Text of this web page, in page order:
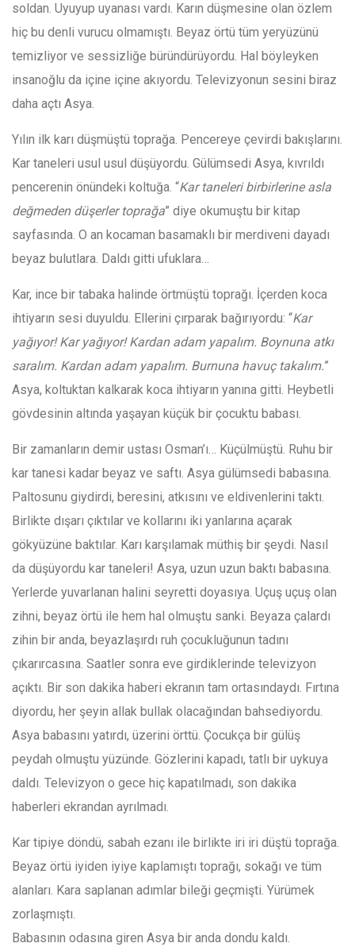
soldan. Uyuyup uyanası vardı. Karın düşmesine olan özlem
hiç bu denli vurucu olmamıştı. Beyaz örtü tüm yeryüzünü
temizliyor ve sessizliğe büründürüyordu. Hal böyleyken
insanoğlu da içine içine akıyordu. Televizyonun sesini biraz
daha açtı Asya.
Yılın ilk karı düşmüştü toprağa. Pencereye çevirdi bakışlarını.
Kar taneleri usul usul düşüyordu. Gülümsedi Asya, kıvrıldı
pencerenin önündeki koltuğa. “Kar taneleri birbirlerine asla
değmeden düşerler toprağa” diye okumuştu bir kitap
sayfasında. O an kocaman basamaklı bir merdiveni dayadı
beyaz bulutlara. Daldı gitti ufuklara…
Kar, ince bir tabaka halinde örtmüştü toprağı. İçerden koca
ihtiyarın sesi duyuldu. Ellerini çırparak bağırıyordu: “Kar
yağıyor! Kar yağıyor! Kardan adam yapalım. Boynuna atkı
saralım. Kardan adam yapalım. Burnuna havuç takalım.”
Asya, koltuktan kalkarak koca ihtiyarın yanına gitti. Heybetli
gövdesinin altında yaşayan küçük bir çocuktu babası.
Bir zamanların demir ustası Osman’ı… Küçülmüştü. Ruhu bir
kar tanesi kadar beyaz ve saftı. Asya gülümsedi babasına.
Paltosunu giydirdi, beresini, atkısını ve eldivenlerini taktı.
Birlikte dışarı çıktılar ve kollarını iki yanlarına açarak
gökyüzüne baktılar. Karı karşılamak müthiş bir şeydi. Nasıl
da düşüyordu kar taneleri! Asya, uzun uzun baktı babasına.
Yerlerde yuvarlanan halini seyretti doyasıya. Uçuş uçuş olan
zihni, beyaz örtü ile hem hal olmuştu sanki. Beyaza çalardı
zihin bir anda, beyazlaşırdı ruh çocukluğunun tadını
çıkarırcasına. Saatler sonra eve girdiklerinde televizyon
açıktı. Bir son dakika haberi ekranın tam ortasındaydı. Fırtına
diyordu, her şeyin allak bullak olacağından bahsediyordu.
Asya babasını yatırdı, üzerini örttü. Çocukça bir gülüş
peydah olmuştu yüzünde. Gözlerini kapadı, tatlı bir uykuya
daldı. Televizyon o gece hiç kapatılmadı, son dakika
haberleri ekrandan ayrılmadı.
Kar tipiye döndü, sabah ezanı ile birlikte iri iri düştü toprağa.
Beyaz örtü iyiden iyiye kaplamıştı toprağı, sokağı ve tüm
alanları. Kara saplanan adımlar bileği geçmişti. Yürümek
zorlaşmıştı.
Babasının odasına giren Asya bir anda dondu kaldı.